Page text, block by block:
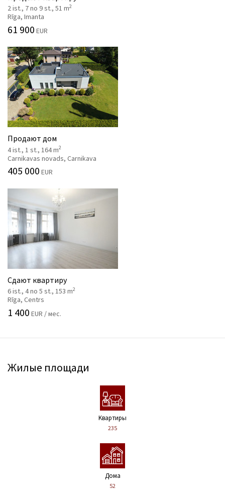
2 ist., 7 no 9 st., 51 m2
Rīga, Imanta
61 900 EUR
Продают дом
4 ist., 1 st., 164 m2
Carnikavas novads, Carnikava
405 000 EUR
Сдают квартиру
6 ist., 4 no 5 st., 153 m2
Rīga, Centrs
1 400 EUR / мес.
Жилые площади
Kвартиры
235
Дома
52